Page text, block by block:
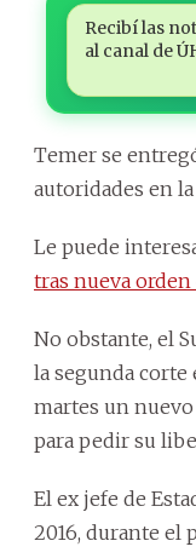
Recibí las
al canal de
Temer se
autoridades en
Le puede
tras nueva
No obstante, el
la segunda corte
martes un
para pedir su
El ex jefe de
2016, durante el